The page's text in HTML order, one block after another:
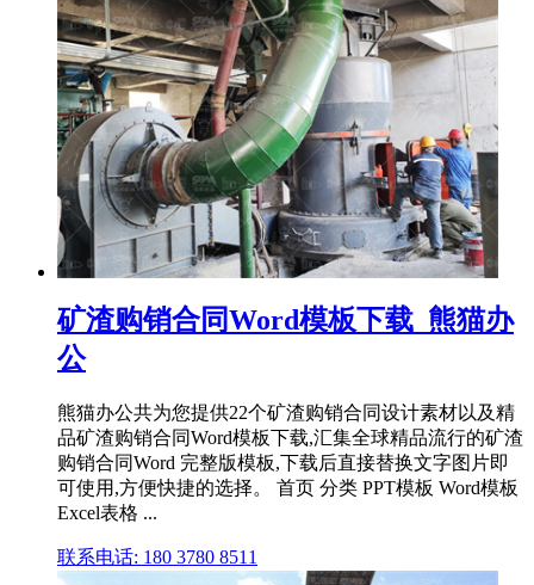
矿渣购销合同Word模板下载_熊猫办
公
熊猫办公共为您提供22个矿渣购销合同设计素材以及精
品矿渣购销合同Word模板下载,汇集全球精品流行的矿渣
购销合同Word 完整版模板,下载后直接替换文字图片即
可使用,方便快捷的选择。 首页 分类 PPT模板 Word模板
Excel表格 ...
联系电话: 180 3780 8511